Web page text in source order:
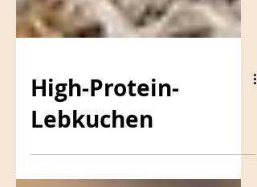
High-Protein-
Lebkuchen